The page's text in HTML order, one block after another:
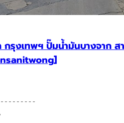
กรุงเทพฯ ปั๊มน้ำมันบางจาก